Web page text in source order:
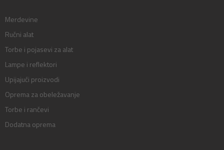
Merdevine
Ručni alat
Torbe i pojasevi za alat
Lampe i reflektori
Upijajući proizvodi
Oprema za obeležavanje
Torbe i rančevi
Dodatna oprema